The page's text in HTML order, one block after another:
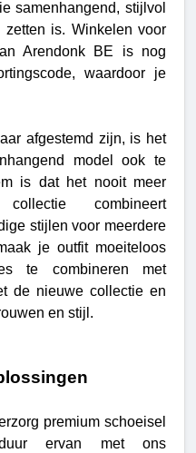
samenhangend, stijlvol
is. Winkelen voor
Arendonk BE is nog
waardoor je
afgestemd zijn, is het
model ook te
is dat het nooit meer
combineert
stijlen voor meerdere
je outfit moeiteloos
te combineren met
de nieuwe collectie en
en stijl.
premium schoeisel
ervan met ons